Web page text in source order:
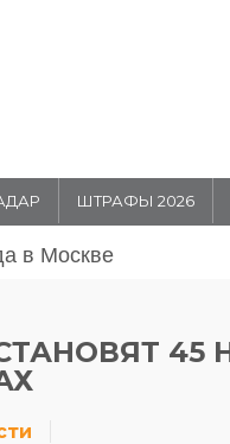
ШТРАФЫ 2026
года в Москве
45